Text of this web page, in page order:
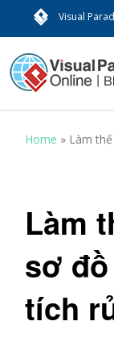
Visual
Home » Làm
Làm
sơ
tích